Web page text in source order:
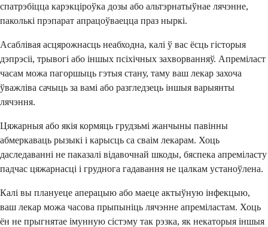
спатрэбіцца карэкціроўка дозы або альтэрнатыўнае лячэнне,
паколькі прэпарат апрацоўваецца праз ныркі.
Асаблівая асцярожнасць неабходна, калі ў вас ёсць гісторыя
дэпрэсіі, трывогі або іншых псіхічных захворванняў. Апреміласт
часам можа пагоршыць гэтыя стану, таму ваш лекар захоча
ўважліва сачыць за вамі або разгледзець іншыя варыянты
лячэння.
Цяжарныя або якія кормяць грудзьмі жанчыны павінны
абмеркаваць рызыкі і карысць са сваім лекарам. Хоць
даследаванні не паказалі відавочнай шкоды, бяспека апреміласту
падчас цяжарнасці і груднога гадавання не цалкам устаноўлена.
Калі вы плануеце аперацыю або маеце актыўную інфекцыю,
ваш лекар можа часова прыпыніць лячэнне апреміластам. Хоць
ён не прыгнятае імунную сістэму так рэзка, як некаторыя іншыя